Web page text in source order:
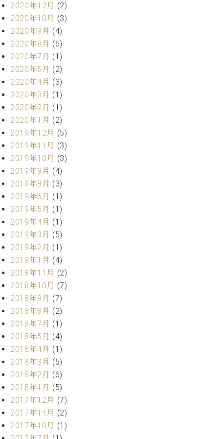
ク
セ
ス
問
い
合
わ
せ
ア
ー
テ
ィ
ス
ト
カ
タ
マ
ー
サ
ー
ビ
ス
調
律
)
ア
フ
ー
サ
ー
ビ
ス
(調
2020年12月 (2)
2020年10月 (3)
2020年9月 (4)
2020年8月 (6)
2020年7月 (1)
2020年5月 (2)
2020年4月 (3)
2020年3月 (1)
2020年2月 (1)
2020年1月 (2)
2019年12月 (5)
2019年11月 (3)
2019年10月 (3)
2019年9月 (4)
2019年8月 (3)
2019年6月 (1)
2019年5月 (1)
2019年4月 (1)
2019年3月 (5)
2019年2月 (1)
2019年1月 (4)
2018年11月 (2)
2018年10月 (7)
2018年9月 (7)
2018年8月 (2)
2018年7月 (1)
2018年5月 (4)
2018年4月 (1)
2018年3月 (5)
2018年2月 (6)
2018年1月 (5)
2017年12月 (7)
2017年11月 (2)
2017年10月 (1)